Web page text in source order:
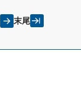
末尾